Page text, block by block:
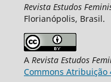
Revista Estudos
Florianópolis, Brasil.
A Revista Estudos
Commons